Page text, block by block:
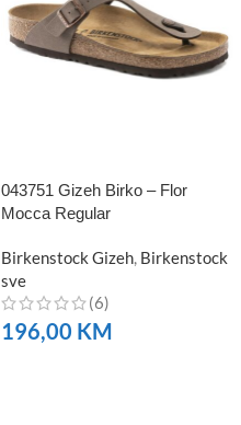
043751 Gizeh Birko – Flor
Mocca Regular
Birkenstock Gizeh, Birkenstock
sve
(6)
196,00 KM